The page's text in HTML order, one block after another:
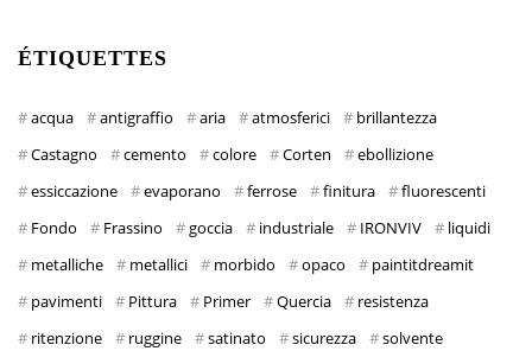
ÉTIQUETTES
acqua antigraffio aria atmosferici
brillantezza
Castagno
cemento colore Corten
ebollizione
essiccazione
evaporano ferrose finitura
fluorescenti
Fondo
Frassino goccia industriale IRONVIV
liquidi
metalliche
metallici morbido opaco
paintitdreamit
pavimenti
Pittura Primer Quercia
resistenza
ritenzione
ruggine satinato sicurezza
solvente